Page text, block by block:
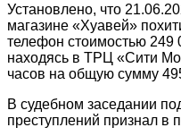
Установлено, что
магазине «Хуавей»
телефон стоимостью 249
находясь в ТРЦ «Сити
часов на общую сумму
В судебном заседании
преступлений признал в